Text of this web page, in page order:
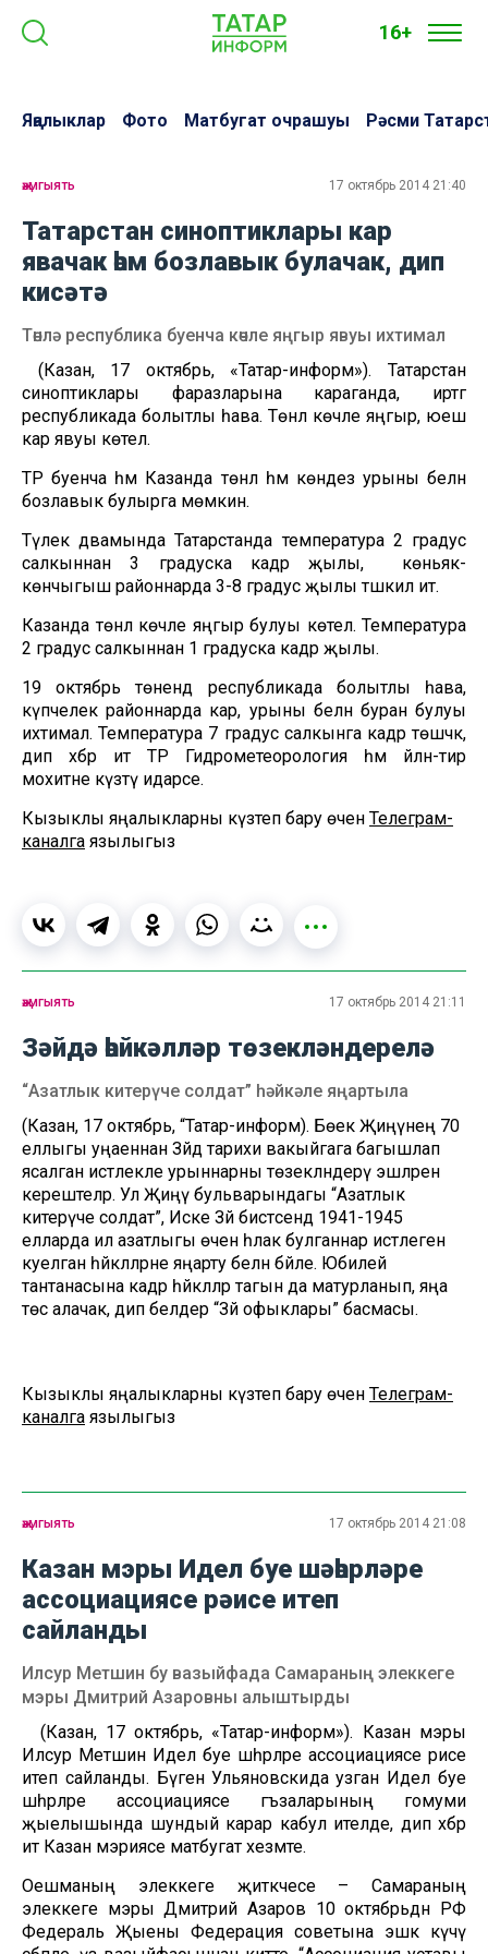
16+
Яңалыклар Фото Матбугат очрашуы Рәсми
җәмгыять 17 октябрь 2014 21:40
Татарстан синоптиклары кар
явачак һәм бозлавык булачак, дип
кисәтә
Төнлә республика буенча көчле яңгыр явуы ихтимал
(Казан, 17 октябрь, «Татар-информ»). Татарстан
синоптиклары фаразларына караганда, иртәгә
республикада болытлы һава. Төнлә көчле яңгыр, юеш
кар явуы көтелә.
ТР буенча һәм Казанда төнлә һәм көндез урыны белән
бозлавык булырга мөмкин.
Тәүлек дәвамында Татарстанда температура 2 градус
салкыннан 3 градуска кадәр җылы, ә көньяк-
көнчыгыш районнарда 3-8 градус җылы тәшкил итә.
Казанда төнлә көчле яңгыр булуы көтелә. Температура
2 градус салкыннан 1 градуска кадәр җылы.
19 октябрь төнендә республикада болытлы һава,
күпчелек районнарда кар, урыны белән буран булуы
ихтимал. Температура 7 градус салкынга кадәр төшәчәк,
дип хәбәр итә ТР Гидрометеорология һәм әйләнә-тирә
мохитне күзәтү идарәсе.
Кызыклы яңалыкларны күзәтеп бару өчен Телеграм-
каналга язылыгыз
җәмгыять 17 октябрь 2014 21:11
Зәйдә һәйкәлләр төзекләндерелә
“Азатлык китерүче солдат” һәйкәле яңартыла
(Казан, 17 октябрь, “Татар-информ). Бөек Җиңүнең 70
еллыгы уңаеннан Зәйдә тарихи вакыйгага багышлап
ясалган истәлекле урыннарны төзекләндерү эшләренә
керештеләр. Ул Җиңү бульварындагы “Азатлык
китерүче солдат”, Иске Зәй бистәсендә 1941-1945
елларда ил азатлыгы өчен һәлак булганнар истәлегенә
куелган һәйкәлләрне яңарту белән бәйле. Юбилей
тантанасына кадәр һәйкәлләр тагын да матурланып, яңа
төс алачак, дип белдерә “Зәй офыклары” басмасы.
Кызыклы яңалыкларны күзәтеп бару өчен Телеграм-
каналга язылыгыз
җәмгыять 17 октябрь 2014 21:08
Казан мэры Идел буе шәһәрләре
ассоциациясе рәисе итеп
сайланды
Илсур Метшин бу вазыйфада Самараның элеккеге
мэры Дмитрий Азаровны алыштырды
(Казан, 17 октябрь, «Татар-информ»). Казан мэры
Илсур Метшин Идел буе шәһәрләре ассоциациясе рәисе
итеп сайланды. Бүген Ульяновскида узган Идел буе
шәһәрләре ассоциациясе әгъзаларының гомуми
җыелышында шундый карар кабул ителде, дип хәбәр
итә Казан мэриясе матбугат хезмәте.
Оешманың элеккеге җитәкчесе – Самараның
элеккеге мэры Дмитрий Азаров 10 октябрьдән РФ
Федераль Җыены Федерация советына эшкә күчү